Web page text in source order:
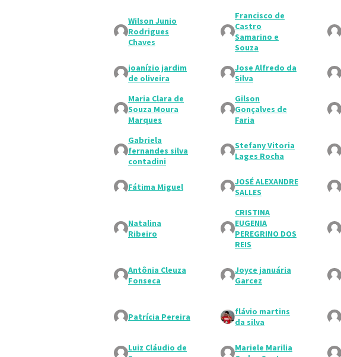
Wilson Junio
Rodrigues
Chaves
Francisco de
Castro
Samarino e
Souza
joanízio jardim
de oliveira
Jose Alfredo da
Silva
Maria Clara de
Souza Moura
Marques
Gilson
Gonçalves de
Faria
Gabriela
fernandes silva
contadini
Stefany Vitoria
Lages Rocha
Fátima Miguel
JOSÉ ALEXANDRE
SALLES
Natalina
Ribeiro
CRISTINA
EUGENIA
PEREGRINO DOS
REIS
Antônia Cleuza
Fonseca
Joyce januária
Garcez
Patrícia Pereira
flávio martins
da silva
Luiz Cláudio de
Mariele Marilia